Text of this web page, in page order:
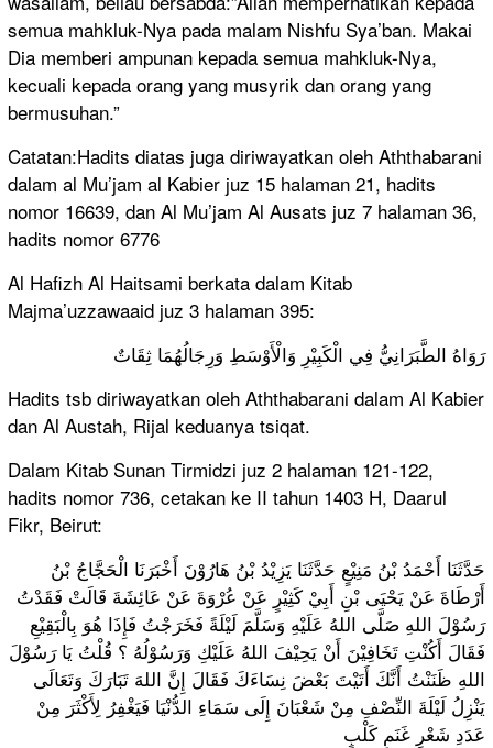
semua mahkluk-Nya pada malam Nishfu Sya’ban. Makai
Dia memberi ampunan kepada semua mahkluk-Nya,
kecuali kepada orang yang musyrik dan orang yang
bermusuhan.”
Catatan:Hadits diatas juga diriwayatkan oleh Aththabarani
dalam al Mu’jam al Kabier juz 15 halaman 21, hadits
nomor 16639, dan Al Mu’jam Al Ausats juz 7 halaman 36,
hadits nomor 6776
Al Hafizh Al Haitsami berkata dalam Kitab
Majma’uzzawaaid juz 3 halaman 395:
رَوَاهُ الطَّبَرَانِيُّ فِي الْكَبِيْرِ وَالْأَوْسَطِ وَرِجَالُهُمَا ثِقَاتٌ
Hadits tsb diriwayatkan oleh Aththabarani dalam Al Kabier
dan Al Austah, Rijal keduanya tsiqat.
Dalam Kitab Sunan Tirmidzi juz 2 halaman 121-122,
hadits nomor 736, cetakan ke II tahun 1403 H, Daarul
Fikr, Beirut:
حَدَّثَنَا أَحْمَدُ بْنُ مَنِيْعٍ حَدَّثَنَا يَزِيْدُ بْنُ هَارُوْنَ أَخْبَرَنَا الْحَجَّاجُ بْنُ
أَرْطَاةَ عَنْ يَحْيَى بْنِ أَبِيْ كَثِيْرٍ عَنْ عُرْوَةَ عَنْ عَائِشَةَ قَالَتْ فَقَدْتُ
رَسُوْلَ اللهِ صَلَّى اللهُ عَلَيْهِ وَسَلَّمَ لَيْلَةً فَخَرَجْتُ فَإِذَا هُوَ بِالْبَقِيْعِ
فَقَالَ أَكُنْتِ تَخَافِيْنَ أَنْ يَحِيْفَ اللهُ عَلَيْكِ وَرَسُوْلُهُ ؟ قُلْتُ يَا رَسُوْلَ
اللهِ ظَنَنْتُ أَنَّكَ أَتَيْتَ بَعْضَ نِسَاءَكَ فَقَالَ إِنَّ اللهَ تَبَارَكَ وَتَعَالَى
يَنْزِلُ لَيْلَةَ النِّصْفِ مِنْ شَعْبَانَ إِلَى سَمَاءِ الدُّنْيَا فَيَغْفِرُ لِأَكْثَرَ مِنْ
عَدَدِ شَعْرِ غَنَمِ كَلْبٍ